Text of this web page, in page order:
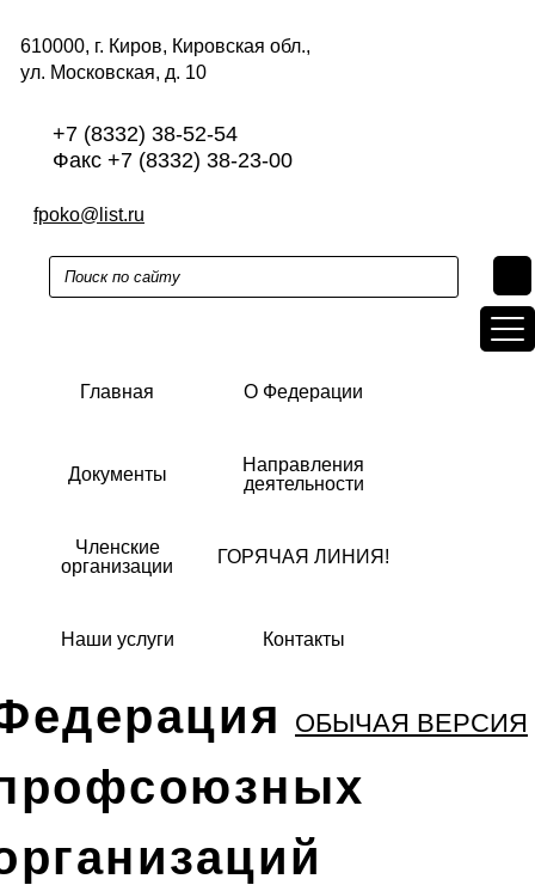
610000, г. Киров, Кировская обл.,
ул. Московская, д. 10
+7 (8332) 38-52-54
Факс +7 (8332) 38-23-00
fpoko@list.ru
Главная О Федерации
Документы
Направления
деятельности
Членские
организации
ГОРЯЧАЯ ЛИНИЯ!
Наши услуги Контакты
ОБЫЧАЯ ВЕРСИЯ